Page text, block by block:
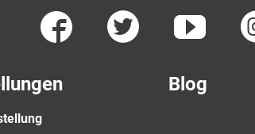
Blog